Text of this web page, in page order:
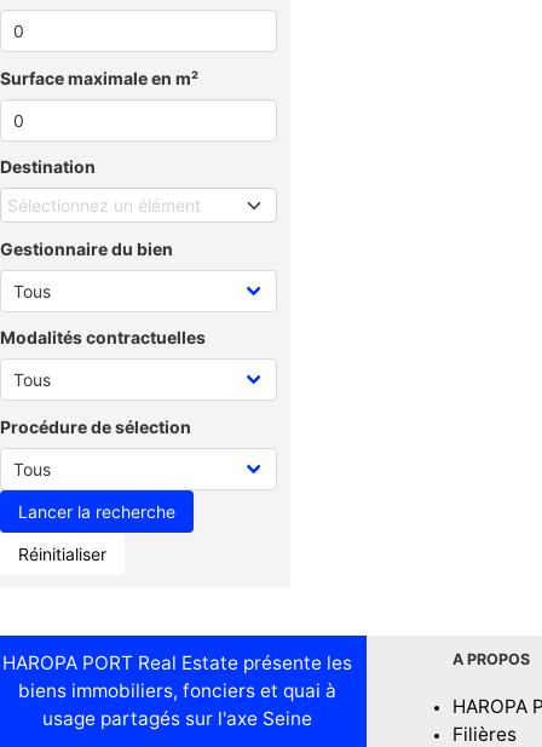
Surface maximale en m²
Destination
Sélectionnez un élément
Gestionnaire du bien
Modalités contractuelles
Procédure de sélection
Réinitialiser
HAROPA PORT Real Estate présente les
biens immobiliers, fonciers et quai à
usage partagés sur l'axe Seine
A PROPOS
HAROPA
Filières